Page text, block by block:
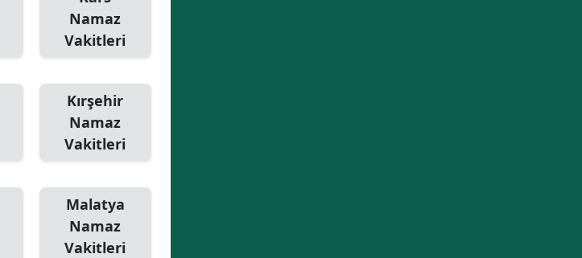
Namaz
Vakitleri
Kırşehir
Namaz
Vakitleri
Malatya
Namaz
Vakitleri